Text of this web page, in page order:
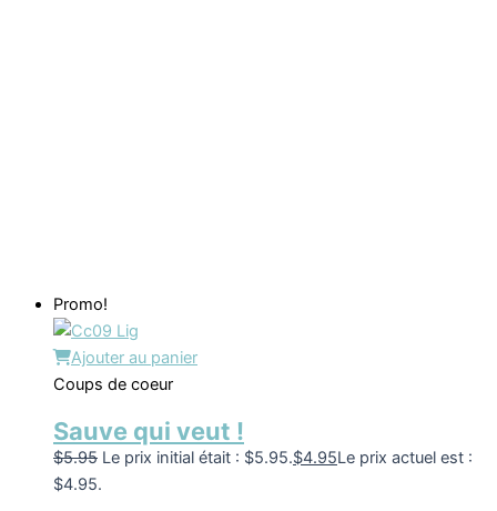
Promo!
Ajouter au panier
Coups de coeur
Sauve qui veut !
$5.95 Le prix initial était : $5.95.$4.95Le prix actuel est :
$4.95.